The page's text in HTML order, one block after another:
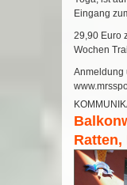
Eingang
29,90 Euro
Wochen
Anmeldung
Ratten,